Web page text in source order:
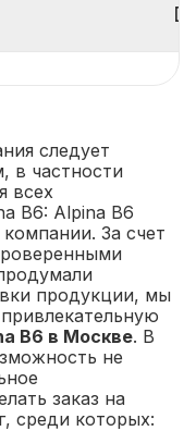
следует
в частности
всех
B6: Alpina B6
За счет
продукции, мы
B6 в Москве. В
не
заказ на
среди которых: